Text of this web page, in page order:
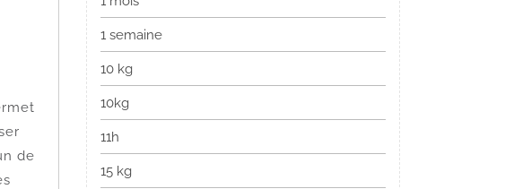
de
1 semaine
10 kg
10kg
11h
15 kg